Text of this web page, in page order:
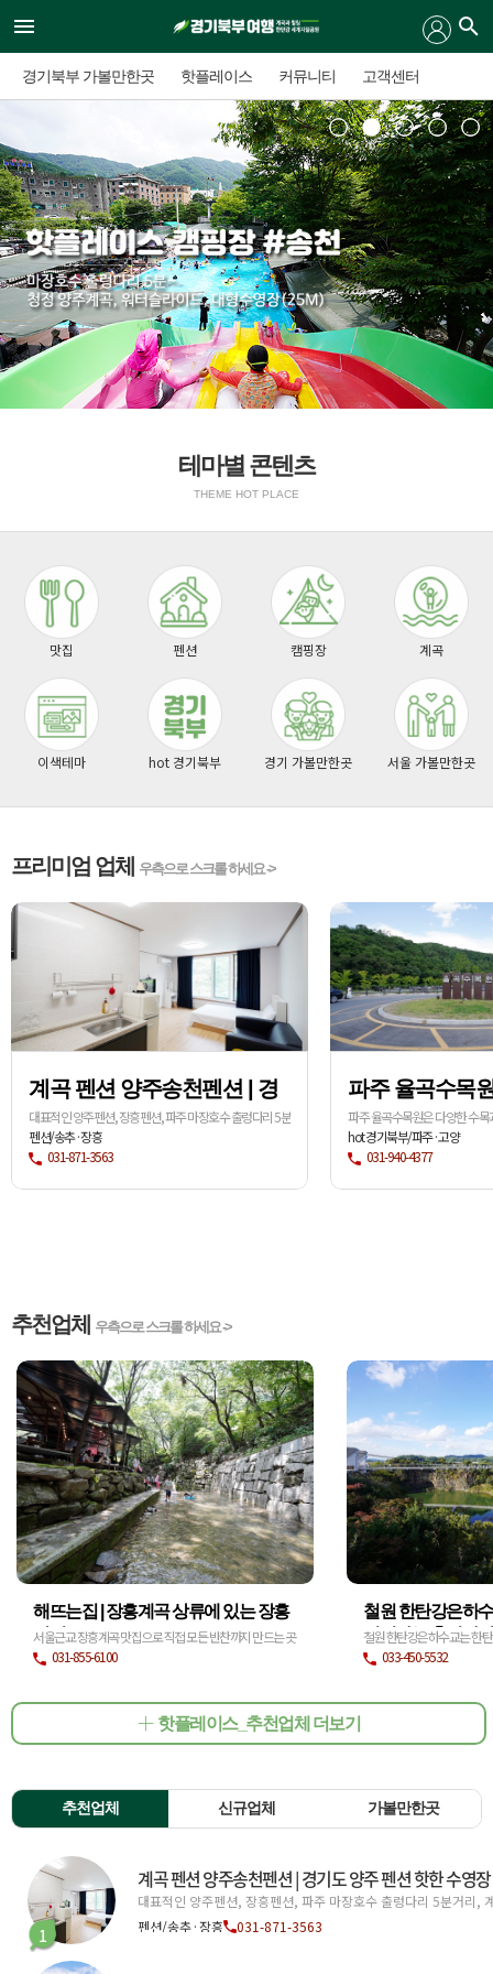
경기북부 가볼만한곳 핫플레이스 커뮤니티 고객센터
1 2 3 4
테마별 콘텐츠
THEME HOT PLACE
맛집 펜션 캠핑장 계곡
이색테마 hot 경기북부 경기 가볼만한곳 서울 가볼만한곳
프리미엄 업체 우측으로 스크롤 하세요 ->
계곡 펜션 양주송천펜션 | 경
기도 양주 펜션 핫한 수영장
펜션
대표적인 양주펜션, 장흥펜션, 파주 마장호수 출렁다리 5분
거리, 계곡, 복층형, 연인, 가족, 단체 가능, 수영장, 워터슬
라이드
펜션/송추·장흥
031-871-3563
파주 율곡수목
자연학습형 수
파주 율곡수목원은 다양한 수목
록 조성된 자연학습형 수목원으
을 정보 중심으로 정리했습니다.
hot 경기북부/파주·고양
031-940-4377
추천업체 우측으로 스크롤 하세요 ->
해뜨는집 | 장흥계곡 상류에 있는 장흥
맛집
서울근교 장흥계곡 맛집으로 직접 모든 반찬까지 만드는 곳
으로 호평받음, 여름철 계곡 물놀이 핫플레이스 (ft.장흥유원
031-855-6100
철원 한탄강은하
연결하는 출렁다리
철원 한탄강은하수교는 한
용 교량으로, 하천 지형과 주
033-450-5532
핫플레이스_추천업체 더보기
추천업체 신규업체 가볼만한곳
1
계곡 펜션 양주송천펜션 | 경기도 양주 펜션 핫한 수영
펜션/송추·장흥 031-871-3563